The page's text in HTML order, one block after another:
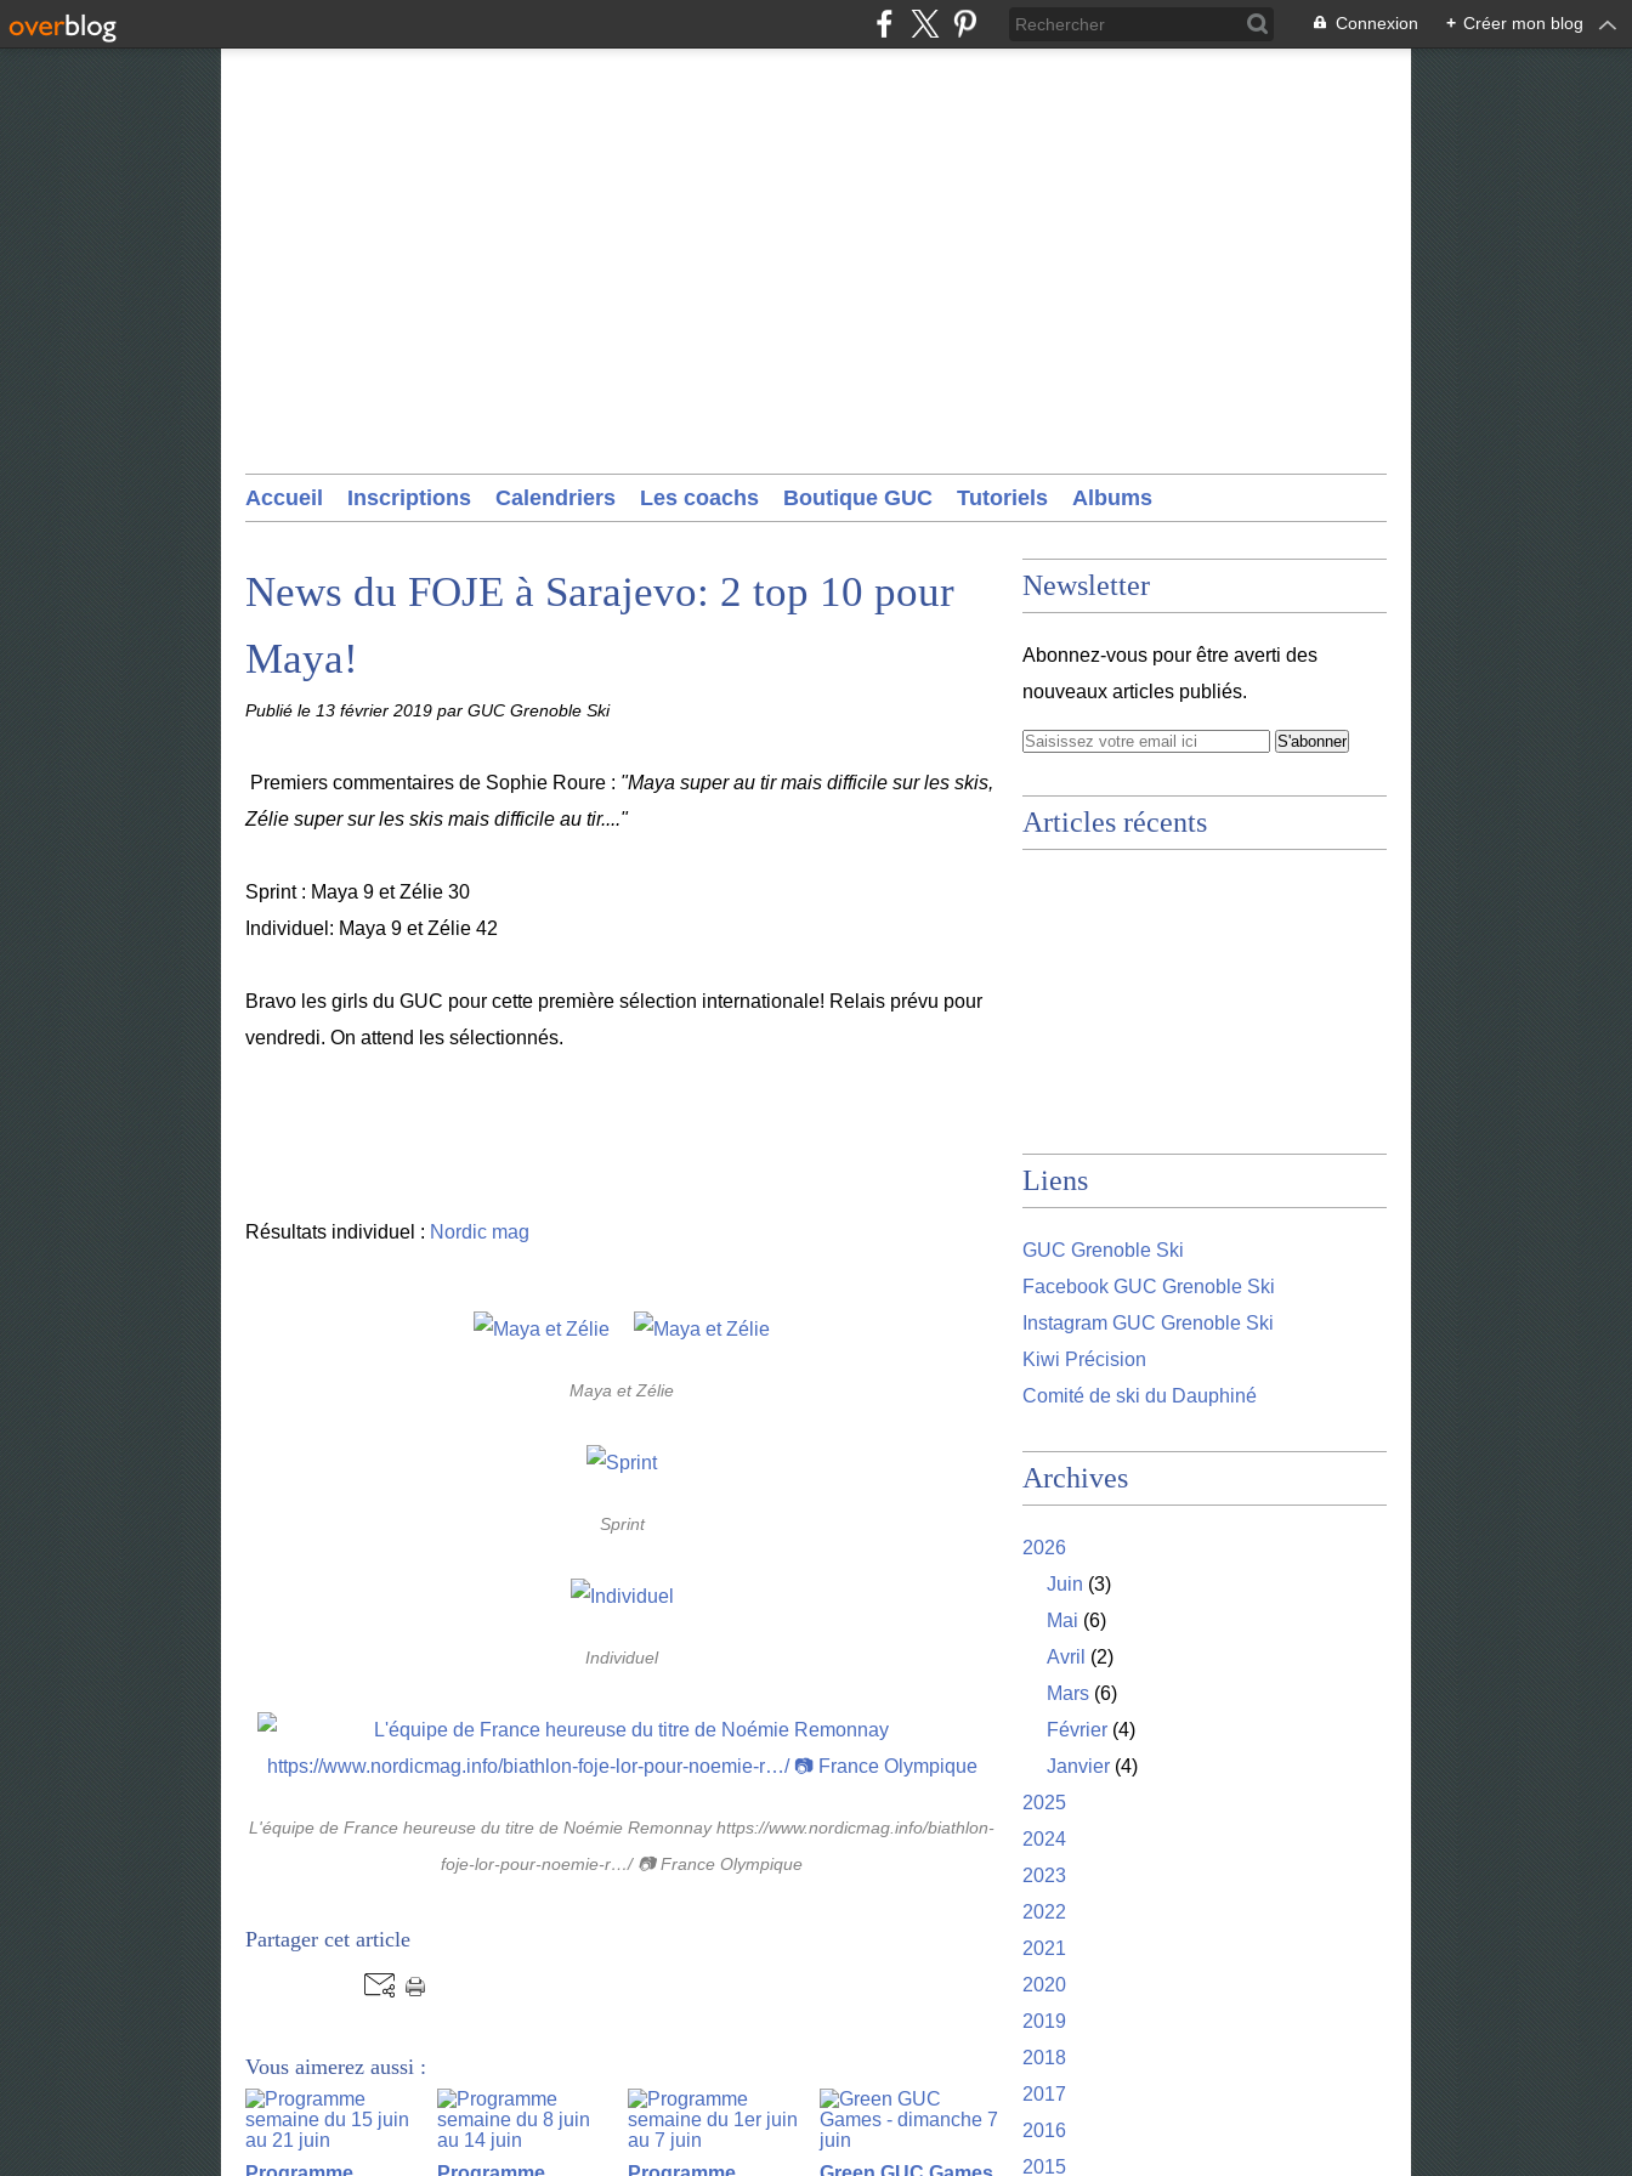
Connexion + Créer mon blog
Accueil Inscriptions Calendriers Les coachs Boutique GUC Tutoriels Albums
News du FOJE à Sarajevo: 2 top 10 pour
Maya!
Publié le 13 février 2019 par GUC Grenoble Ski
Premiers commentaires de Sophie Roure : "Maya super au tir mais difficile sur les skis,
Zélie super sur les skis mais difficile au tir...."
Sprint : Maya 9 et Zélie 30
Individuel: Maya 9 et Zélie 42
Bravo les girls du GUC pour cette première sélection internationale! Relais prévu pour
vendredi. On attend les sélectionnés.
Résultats individuel : Nordic mag
Maya et Zélie
Sprint
Individuel
L'équipe de France heureuse du titre de Noémie Remonnay https://www.nordicmag.info/biathlon-
foje-lor-pour-noemie-r…/ 📷 France Olympique
Partager cet article
Vous aimerez aussi :
Newsletter
Abonnez-vous pour être averti des
nouveaux articles publiés.
Articles récents
Liens
GUC Grenoble Ski
Facebook GUC Grenoble Ski
Instagram GUC Grenoble Ski
Kiwi Précision
Comité de ski du Dauphiné
Archives
2026
Juin (3)
Mai (6)
Avril (2)
Mars (6)
Février (4)
Janvier (4)
2025
2024
2023
2022
2021
2020
2019
2018
2017
2016
2015